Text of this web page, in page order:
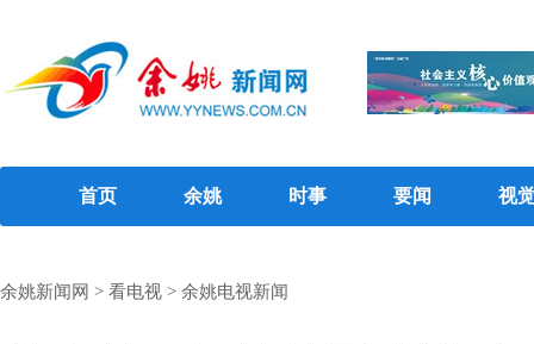
首页 余姚 时事 要闻 视
余姚新闻网 > 看电视 > 余姚电视新闻